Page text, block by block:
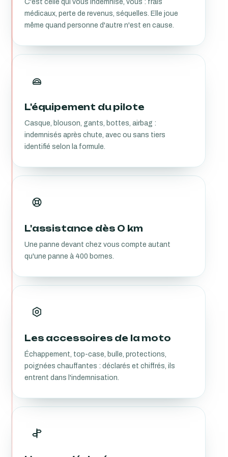
C'est celle qui vous indemnise, vous : frais
médicaux, perte de revenus, séquelles. Elle joue
même quand personne d'autre n'est en cause.
L'équipement du pilote
Casque, blouson, gants, bottes, airbag :
indemnisés après chute, avec ou sans tiers
identifié selon la formule.
L'assistance dès 0 km
Une panne devant chez vous compte autant
qu'une panne à 400 bornes.
Les accessoires de la moto
Échappement, top-case, bulle, protections,
poignées chauffantes : déclarés et chiffrés, ils
entrent dans l'indemnisation.